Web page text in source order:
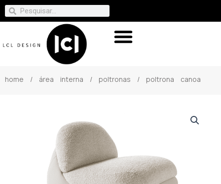
home / área interna / poltronas / poltrona canoa